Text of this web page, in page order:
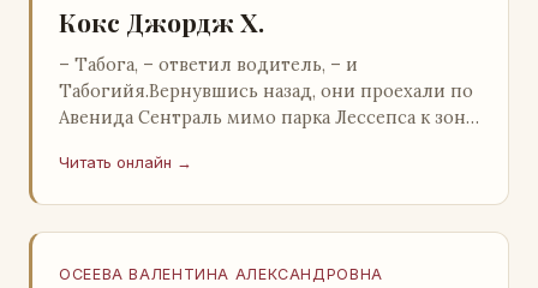
Кокс Джордж Х.
– Табога, – ответил водитель, – и
Табогийя.Вернувшись назад, они проехали по
Авенида Сентраль мимо парка Лессепса к зоне
отель…
Читать онлайн →
ОСЕЕВА ВАЛЕНТИНА АЛЕКСАНДРОВНА